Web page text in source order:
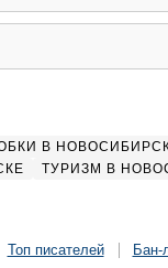
В
ТУРИЗМ В
Топ писателей Бан-